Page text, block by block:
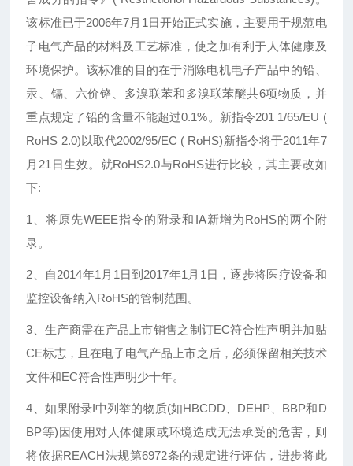
该标准已于2006年7月1日开始正式实施，主要用于规范电
子电气产品的材料及工艺标准，使之加有利于人体健康及
环境保护。该标准的目的在于消除电机电子产品中的铅、
汞、镉、六价铬、多溴联苯和多溴联苯醚共6项物质，并
重点规定了铅的含量不能超过0.1%。新指令201 1/65/EU (
RoHS 2.0)以取代2002/95/EC ( RoHS)新指令将于2011年7
月21日生效。就RoHS2.0与RoHS进行比较，其主要改如
下:
1、将原先WEEE指令的附录和IA新增为RoHS的两个附
录。
2、自2014年1月1日到2017年1月1日，逐步将医疗设备和
监控设备纳入RoHS的管制范围。
3、生产商需在产品上市销售之制订EC符合性声明并加贴
CE标志，且在电子电气产品上市之后，必须保留相关技术
文件和EC符合性声明少十年。
4、如果附录I中列举的物质(如HBCDD、DEHP、BBP和D
BP等)因使用对人体健康或环境造成无法承受的危害，则
将依据REACH法规第6972条的规定进行评估，进步将此